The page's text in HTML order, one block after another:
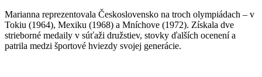
Marianna reprezentovala Československo na troch olympiádach – v
Tokiu (1964), Mexiku (1968) a Mníchove (1972). Získala dve
strieborné medaily v súťaži družstiev, stovky ďalších ocenení a
patrila medzi športové hviezdy svojej generácie.